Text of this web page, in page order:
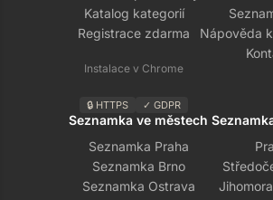
Katalog kategorií
Registrace zdarma
Instalace v Chrome
🔒 HTTPS ✓ GDPR
Nápověda
Seznamka ve městech
Seznamka Praha
Seznamka Brno
Seznamka Ostrava